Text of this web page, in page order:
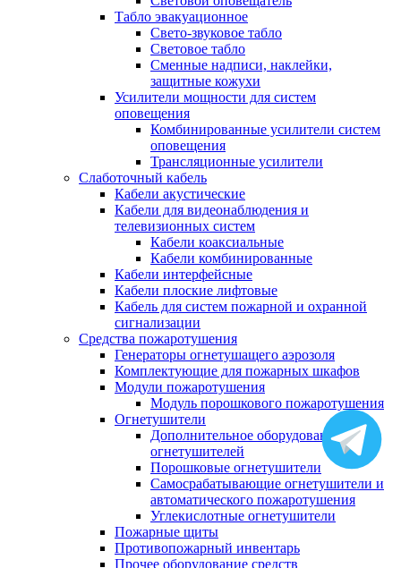
Табло эвакуационное
Свето-звуковое табло
Световое табло
Сменные надписи, наклейки,
защитные кожухи
Усилители мощности для систем
оповещения
Комбинированные усилители систем
оповещения
Трансляционные усилители
Слаботочный кабель
Кабели акустические
Кабели для видеонаблюдения и
телевизионных систем
Кабели коаксиальные
Кабели комбинированные
Кабели интерфейсные
Кабели плоские лифтовые
Кабель для систем пожарной и охранной
сигнализации
Средства пожаротушения
Генераторы огнетушащего аэрозоля
Комплектующие для пожарных шкафов
Модули пожаротушения
Модуль порошкового пожаротушения
Огнетушители
Дополнительное оборудование для
огнетушителей
Порошковые огнетушители
Самосрабатывающие огнетушители и
автоматического пожаротушения
Углекислотные огнетушители
Пожарные щиты
Противопожарный инвентарь
Прочее оборудование средств